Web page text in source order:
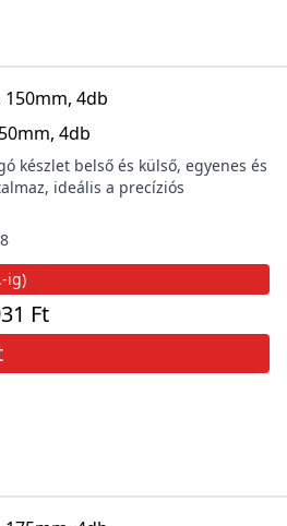
4db
készlet belső és külső, egyenes és
ideális a precíziós
ig)
Ft